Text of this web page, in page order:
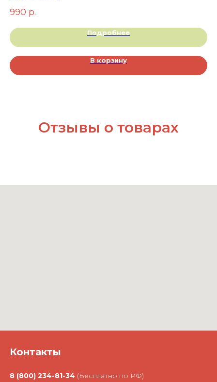
990 р.
Подробнее
В корзину
Отзывы о товарах
Контакты
8 (800) 234-81-34 (Бесплатно по РФ)